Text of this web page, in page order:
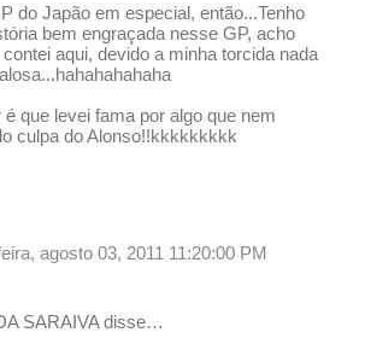
do Japão em especial, então...Tenho
bem engraçada nesse GP, acho
aqui, devido a minha torcida nada
é que levei fama por algo que nem
culpa do Alonso!!kkkkkkkkk
agosto 03, 2011 11:20:00 PM
SARAIVA disse…